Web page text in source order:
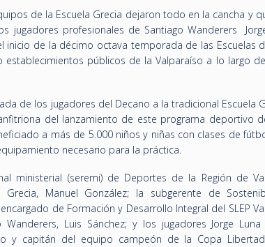
de la Escuela Grecia dejaron todo en la cancha y
jugadores profesionales de Santiago Wanderers
inicio de la décimo octava temporada de las Escuelas
establecimientos públicos de la Valparaíso a lo largo
de los jugadores del Decano a la tradicional Escuela
del lanzamiento de este programa deportivo
a más de 5.000 niños y niñas con clases de
necesario para la práctica.
ministerial (seremi) de Deportes de la Región de
Manuel González; la subgerente de
de Formación y Desarrollo Integral del SLEP
Luis Sánchez; y los jugadores Jorge
y capitán del equipo campeón de la Copa